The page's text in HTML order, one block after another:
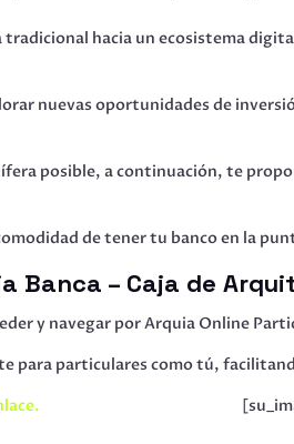
hacia un ecosistema
nuevas oportunidades de
posible, a continuación, te
de tener tu banco en la
Banca – Caja de
y navegar por Arquia Online
para particulares como tú,